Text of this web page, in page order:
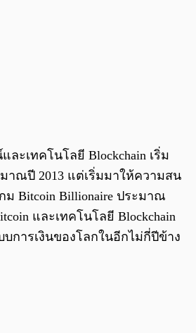
ะเทคโนโลยี Blockchain เริ่ม
าณปี 2013 แต่เริ่มมาให้ความสน
ม Bitcoin Billionaire ประมาณ
และเทคโนโลยี Blockchain
การเงินของโลกในอีกไม่กี่ปีข้าง